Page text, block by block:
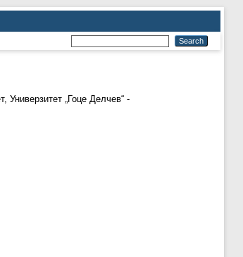
Универзитет „Гоце Делчев“ -